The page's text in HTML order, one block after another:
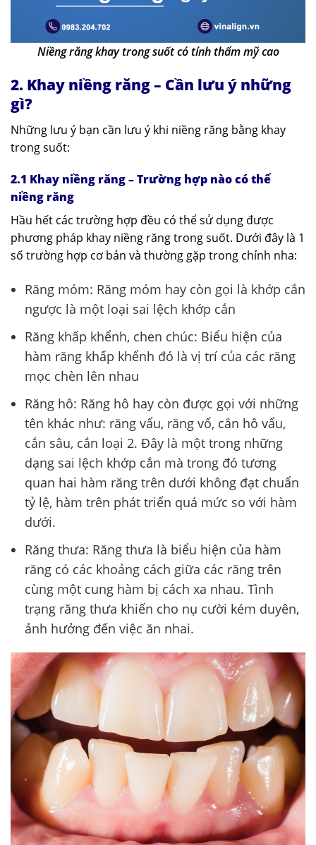
Niềng răng khay trong suốt có tính thẩm mỹ cao
2. Khay niềng răng – Cần lưu ý những
gì?
Những lưu ý bạn cần lưu ý khi niềng răng bằng khay
trong suốt:
2.1 Khay niềng răng – Trường hợp nào có thể
niềng răng
Hầu hết các trường hợp đều có thể sử dụng được
phương pháp khay niềng răng trong suốt. Dưới đây là 1
số trường hợp cơ bản và thường gặp trong chỉnh nha:
Răng móm: Răng móm hay còn gọi là khớp cắn
ngược là một loại sai lệch khớp cắn
Răng khấp khểnh, chen chúc: Biểu hiện của
hàm răng khấp khểnh đó là vị trí của các răng
mọc chèn lên nhau
Răng hô: Răng hô hay còn được gọi với những
tên khác như: răng vẩu, răng vổ, cắn hô vẩu,
cắn sâu, cắn loại 2. Đây là một trong những
dạng sai lệch khớp cắn mà trong đó tương
quan hai hàm răng trên dưới không đạt chuẩn
tỷ lệ, hàm trên phát triển quá mức so với hàm
dưới.
Răng thưa: Răng thưa là biểu hiện của hàm
răng có các khoảng cách giữa các răng trên
cùng một cung hàm bị cách xa nhau. Tình
trạng răng thưa khiến cho nụ cười kém duyên,
ảnh hưởng đến việc ăn nhai.